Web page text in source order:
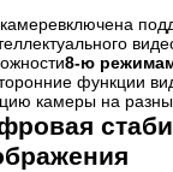
8-ю
функции
камеры на